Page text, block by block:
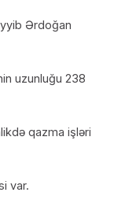
Ərdoğan
uzunluğu 238
qazma işləri
var.